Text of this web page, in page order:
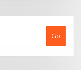
Go